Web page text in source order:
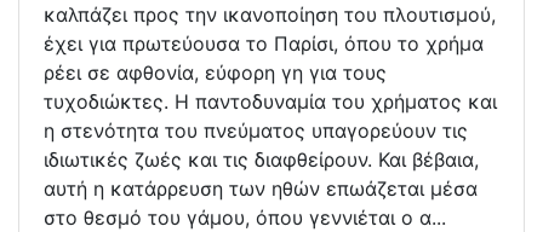
καλπάζει προς την ικανοποίηση του πλουτισμού,
έχει για πρωτεύουσα το Παρίσι, όπου το χρήμα
ρέει σε αφθονία, εύφορη γη για τους
τυχοδιώκτες. Η παντοδυναμία του χρήματος και
η στενότητα του πνεύματος υπαγορεύουν τις
ιδιωτικές ζωές και τις διαφθείρουν. Και βέβαια,
αυτή η κατάρρευση των ηθών επωάζεται μέσα
στο θεσμό του γάμου, όπου γεννιέται ο α...